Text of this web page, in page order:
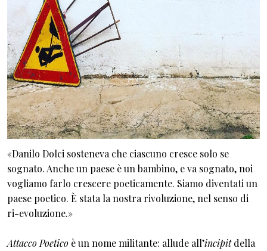
«Danilo Dolci sosteneva che ciascuno cresce solo se
sognato. Anche un paese è un bambino, e va sognato, noi
vogliamo farlo crescere poeticamente. Siamo diventati un
paese poetico. È stata la nostra rivoluzione, nel senso di
ri-evoluzione.»
Attacco Poetico è un nome militante: allude all’incipitdella